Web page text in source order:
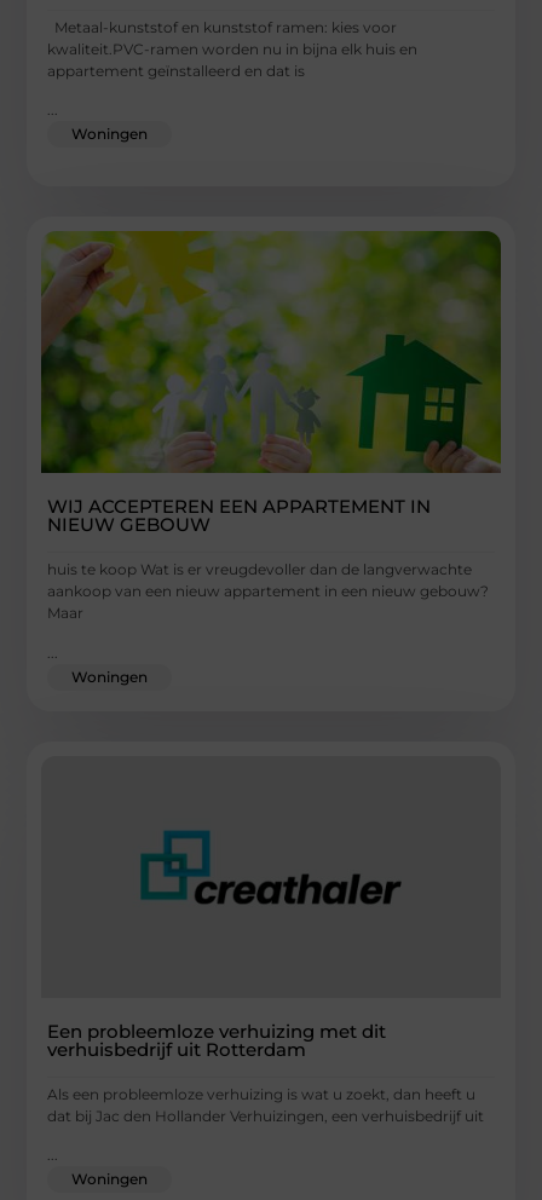
Metaal-kunststof en kunststof ramen: kies voor
kwaliteit.PVC-ramen worden nu in bijna elk huis en
appartement geïnstalleerd en dat is
...
Woningen
WIJ ACCEPTEREN EEN APPARTEMENT IN
NIEUW GEBOUW
huis te koop Wat is er vreugdevoller dan de langverwachte
aankoop van een nieuw appartement in een nieuw gebouw?
Maar
Woningen
Een probleemloze verhuizing met dit
verhuisbedrijf uit Rotterdam
Als een probleemloze verhuizing is wat u zoekt, dan heeft u
dat bij Jac den Hollander Verhuizingen, een verhuisbedrijf uit
...
Woningen